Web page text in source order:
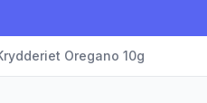
Oregano 10g